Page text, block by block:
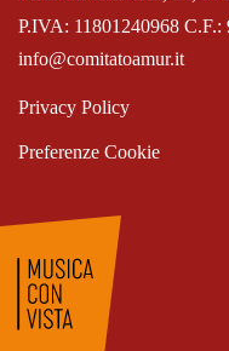
P.IVA: 11801240968 C.F.:
info@comitatoamur.it
Privacy Policy
Preferenze Cookie